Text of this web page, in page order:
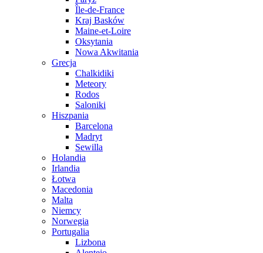
Île-de-France
Kraj Basków
Maine-et-Loire
Oksytania
Nowa Akwitania
Grecja
Chalkidiki
Meteory
Rodos
Saloniki
Hiszpania
Barcelona
Madryt
Sewilla
Holandia
Irlandia
Łotwa
Macedonia
Malta
Niemcy
Norwegia
Portugalia
Lizbona